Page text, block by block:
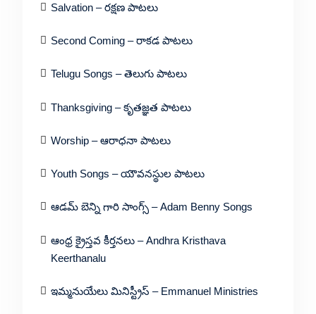
Salvation – రక్షణ పాటలు
Second Coming – రాకడ పాటలు
Telugu Songs – తెలుగు పాటలు
Thanksgiving – కృతజ్ఞత పాటలు
Worship – ఆరాధనా పాటలు
Youth Songs – యౌవనస్థుల పాటలు
ఆడమ్ బెన్ని గారి సాంగ్స్ – Adam Benny Songs
ఆంధ్ర క్రైస్తవ కీర్తనలు – Andhra Kristhava
Keerthanalu
ఇమ్మనుయేలు మినిస్ట్రీస్ – Emmanuel Ministries